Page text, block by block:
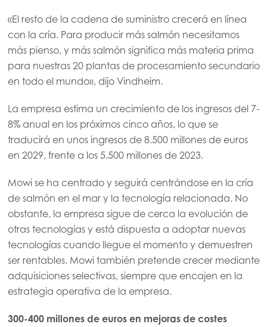
«El resto de la cadena de suministro crecerá en línea
con la cría. Para producir más salmón necesitamos
más pienso, y más salmón significa más materia prima
para nuestras 20 plantas de procesamiento secundario
en todo el mundo», dijo Vindheim.
La empresa estima un crecimiento de los ingresos del 7-
8% anual en los próximos cinco años, lo que se
traducirá en unos ingresos de 8.500 millones de euros
en 2029, frente a los 5.500 millones de 2023.
Mowi se ha centrado y seguirá centrándose en la cría
de salmón en el mar y la tecnología relacionada. No
obstante, la empresa sigue de cerca la evolución de
otras tecnologías y está dispuesta a adoptar nuevas
tecnologías cuando llegue el momento y demuestren
ser rentables. Mowi también pretende crecer mediante
adquisiciones selectivas, siempre que encajen en la
estrategia operativa de la empresa.
300-400 millones de euros en mejoras de costes